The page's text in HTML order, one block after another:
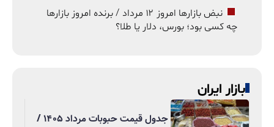
نبض بازارها امروز ۱۲ مرداد / برنده امروز بازارها
چه کسی بود؛ بورس، دلار یا طلا؟
بازار ایران
جدول قیمت حبوبات مرداد ۱۴۰۵ /